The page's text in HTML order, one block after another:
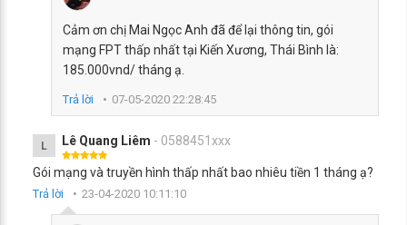
Cảm ơn chị Mai Ngọc Anh đã để lại thông tin, gói
mạng FPT thấp nhất tại Kiến Xương, Thái Bình là:
185.000vnd/ tháng ạ.
Trả lời 07-05-2020 22:28:45
L Lê Quang Liêm - 0588451xxx
Gói mạng và truyền hình thấp nhất bao nhiêu tiền 1 tháng ạ?
Trả lời 23-04-2020 10:11:10